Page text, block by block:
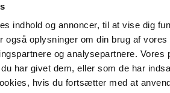
indhold og annoncer, til at vise dig
også oplysninger om din brug af
og analysepartnere. Vores
har givet dem, eller som de har
hvis du fortsætter med at